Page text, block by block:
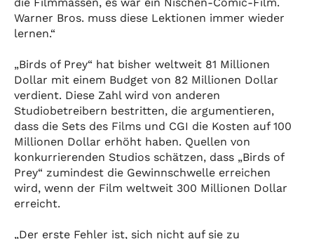
Warner Bros. muss diese Lektionen immer wieder
lernen.“
„Birds of Prey“ hat bisher weltweit 81 Millionen
Dollar mit einem Budget von 82 Millionen Dollar
verdient. Diese Zahl wird von anderen
Studiobetreibern bestritten, die argumentieren,
dass die Sets des Films und CGI die Kosten auf 100
Millionen Dollar erhöht haben. Quellen von
konkurrierenden Studios schätzen, dass „Birds of
Prey“ zumindest die Gewinnschwelle erreichen
wird, wenn der Film weltweit 300 Millionen Dollar
erreicht.
„Der erste Fehler ist, sich nicht auf sie zu